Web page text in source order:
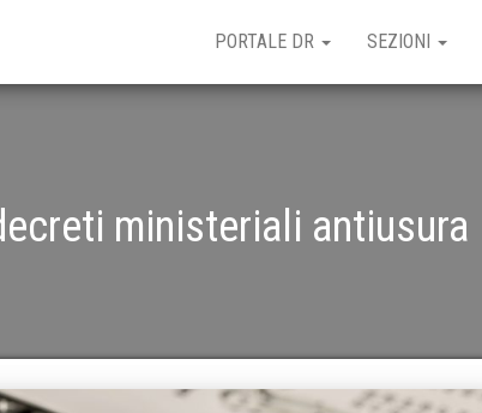
PORTALE DR SEZIONI
ministeriali antiusura